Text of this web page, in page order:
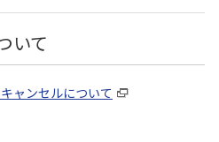
いて
ャンセルについて